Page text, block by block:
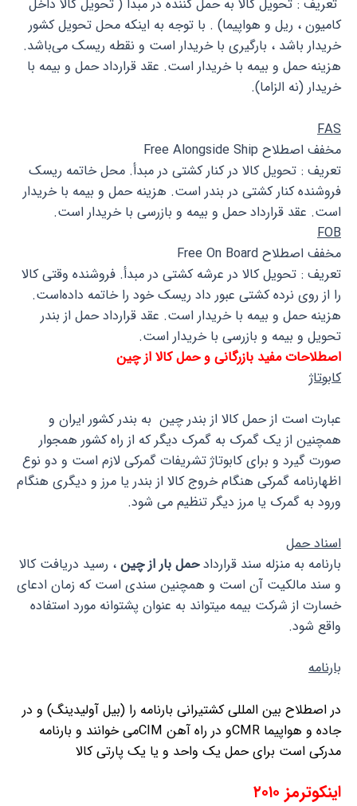
تعریف : تحویل کالا به حمل کننده در مبدأ ( تحویل کالا داخل
کامیون ، ریل و هواپیما) . با توجه به اینکه محل تحویل کشور
خریدار باشد ، بارگیری با خریدار است و نقطه ریسک می‌باشد.
هزینه حمل و بیمه با خریدار است. عقد قرارداد حمل و بیمه با
خریدار (نه الزاما).
FAS
مخفف اصطلاح Free Alongside Ship
تعریف : تحویل کالا در کنار کشتی در مبدأ. محل خاتمه ریسک
فروشنده کنار کشتی در بندر است. هزینه حمل و بیمه با خریدار
است. عقد قرارداد حمل و بیمه و بازرسی با خریدار است.
FOB
مخفف اصطلاح Free On Board
تعریف : تحویل کالا در عرشه کشتی در مبدأ. فروشنده وقتی کالا
را از روی نرده کشتی عبور داد ریسک خود را خاتمه داده‌است.
هزینه حمل و بیمه با خریدار است. عقد قرارداد حمل از بندر
تحویل و بیمه و بازرسی با خریدار است.
اصطلاحات مفید بازرگانی و حمل کالا از چین
کابوتاژ
عبارت است از حمل کالا از بندر چین به بندر کشور ایران و
همچنین از یک گمرک به گمرک دیگر که از راه کشور همجوار
صورت گیرد و برای کابوتاژ تشریفات گمرکی لازم است و دو نوع
اظهارنامه گمرکی هنگام خروج کالا از بندر یا مرز و دیگری هنگام
ورود به گمرک یا مرز دیگر تنظیم می شود.
اسناد حمل
بارنامه به منزله سند قراردادحمل بار از چین، رسید دریافت کالا
و سند مالکیت آن است و همچنین سندی است که زمان ادعای
خسارت از شرکت بیمه میتواند به عنوان پشتوانه مورد استفاده
واقع شود.
بارنامه
در اصطلاح بین المللی کشتیرانی بارنامه را (بیل آولیدینگ) و در
جاده و هواپیما CMRو در راه آهن CIM
می خوانند و بارنامه
مدرکی است برای حمل یک واحد و یا یک پارتی کالا
اینکوترمز ۲۰۱۰